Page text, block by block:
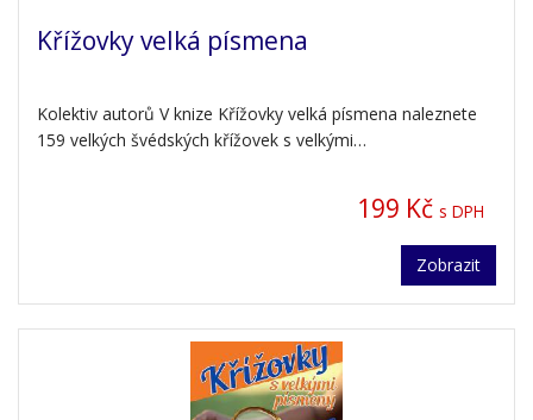
Křížovky velká písmena
Kolektiv autorů V knize Křížovky velká písmena naleznete
159 velkých švédských křížovek s velkými…
199 Kč s DPH
Zobrazit